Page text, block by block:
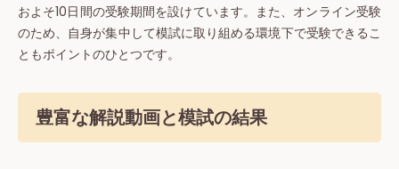
およそ10日間の受験期間を設けています。また、オンライン受験
のため、自身が集中して模試に取り組める環境下で受験できるこ
ともポイントのひとつです。
豊富な解説動画と模試の結果